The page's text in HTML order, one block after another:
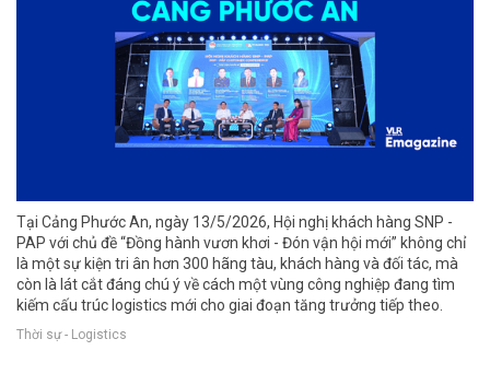
Tại Cảng Phước An, ngày 13/5/2026, Hội nghị khách hàng SNP -
PAP với chủ đề “Đồng hành vươn khơi - Đón vận hội mới” không chỉ
là một sự kiện tri ân hơn 300 hãng tàu, khách hàng và đối tác, mà
còn là lát cắt đáng chú ý về cách một vùng công nghiệp đang tìm
kiếm cấu trúc logistics mới cho giai đoạn tăng trưởng tiếp theo.
Thời sự - Logistics